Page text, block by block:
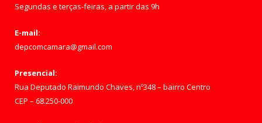
Segundas e terças-feiras, a partir das 9h
E-mail:
depcomcamara@gmail.com
Presencial:
Rua Deputado Raimundo Chaves, nº348 – bairro Centro
CEP – 68.250-000